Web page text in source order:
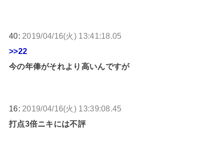
40: 2019/04/16(火) 13:41:18.05
>>22
今の年俸がそれより高いんですが
16: 2019/04/16(火) 13:39:08.45
打点3倍ニキには不評